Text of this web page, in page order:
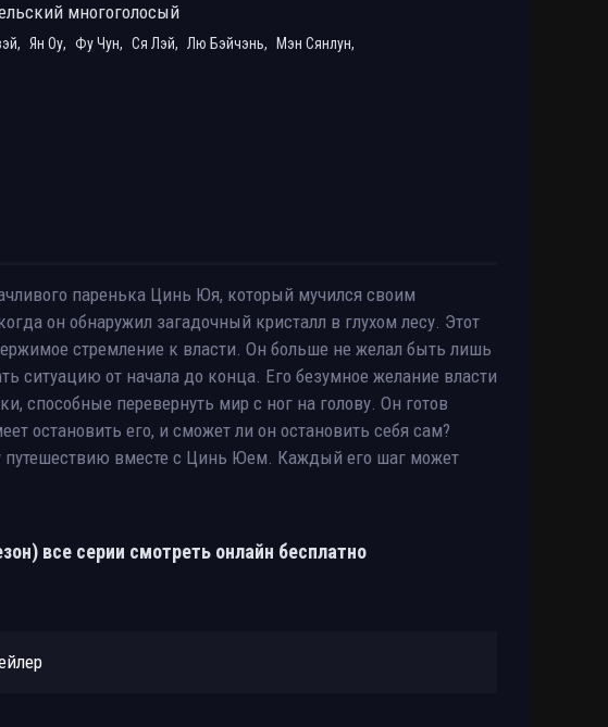
многоголосый
Ян Оу, Фу Чун, Ся Лэй, Лю Бэйчэнь, Мэн Сянлун,
паренька Цинь Юя, который мучился своим
он обнаружил загадочный кристалл в глухом лесу. Этот
стремление к власти. Он больше не желал быть лишь
ситуацию от начала до конца. Его безумное желание власти
способные перевернуть мир с ног на голову. Он готов
остановить его, и сможет ли он остановить себя сам?
путешествию вместе с Цинь Юем. Каждый его шаг может
все серии смотреть онлайн бесплатно